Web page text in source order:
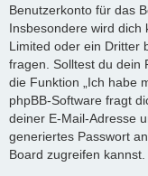
Benutzerkonto für das
Insbesondere wird dich
Limited oder ein Dritter
fragen. Solltest du dein
die Funktion „Ich habe
phpBB-Software fragt
deiner E-Mail-Adresse
generiertes Passwort
Board zugreifen kannst.